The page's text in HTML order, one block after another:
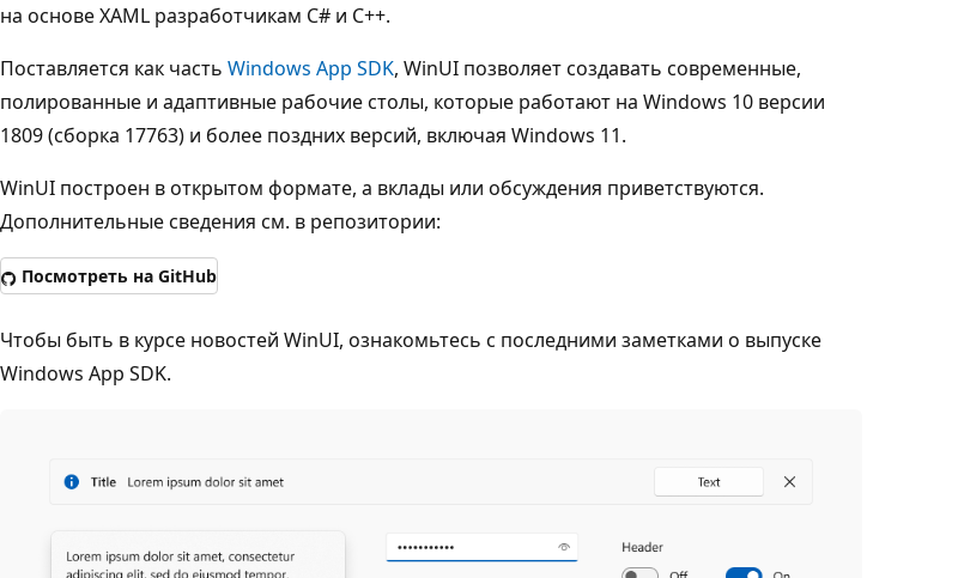
на основе XAML разработчикам C# и C++.
Поставляется как часть Windows App SDK, WinUI позволяет создавать современные,
полированные и адаптивные рабочие столы, которые работают на Windows 10 версии
1809 (сборка 17763) и более поздних версий, включая Windows 11.
WinUI построен в открытом формате, а вклады или обсуждения приветствуются.
Дополнительные сведения см. в репозитории:
Посмотреть на GitHub
Чтобы быть в курсе новостей WinUI, ознакомьтесь с последними заметками о выпуске
Windows App SDK.